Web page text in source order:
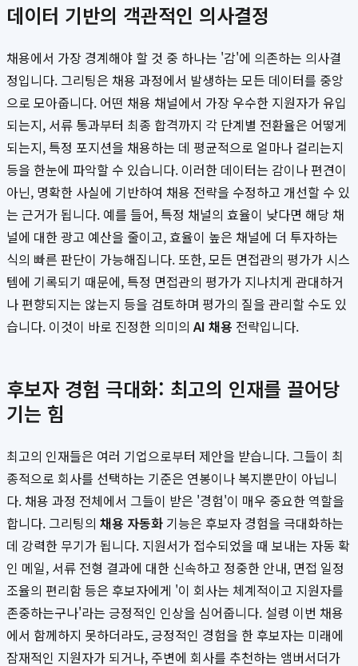
데이터 기반의 객관적인 의사결정
채용에서 가장 경계해야 할 것 중 하나는 '감'에 의존하는 의사결
정입니다. 그리팅은 채용 과정에서 발생하는 모든 데이터를 중앙
으로 모아줍니다. 어떤 채용 채널에서 가장 우수한 지원자가 유입
되는지, 서류 통과부터 최종 합격까지 각 단계별 전환율은 어떻게
되는지, 특정 포지션을 채용하는 데 평균적으로 얼마나 걸리는지
등을 한눈에 파악할 수 있습니다. 이러한 데이터는 감이나 편견이
아닌, 명확한 사실에 기반하여 채용 전략을 수정하고 개선할 수 있
는 근거가 됩니다. 예를 들어, 특정 채널의 효율이 낮다면 해당 채
널에 대한 광고 예산을 줄이고, 효율이 높은 채널에 더 투자하는
식의 빠른 판단이 가능해집니다. 또한, 모든 면접관의 평가가 시스
템에 기록되기 때문에, 특정 면접관의 평가가 지나치게 관대하거
나 편향되지는 않는지 등을 검토하며 평가의 질을 관리할 수도 있
습니다. 이것이 바로 진정한 의미의AI 채용 전략입니다.
후보자 경험 극대화: 최고의 인재를 끌어당
기는 힘
최고의 인재들은 여러 기업으로부터 제안을 받습니다. 그들이 최
종적으로 회사를 선택하는 기준은 연봉이나 복지뿐만이 아닙니
다. 채용 과정 전체에서 그들이 받은 '경험'이 매우 중요한 역할을
합니다. 그리팅의 채용 자동화 기능은 후보자 경험을 극대화하는
데 강력한 무기가 됩니다. 지원서가 접수되었을 때 보내는 자동 확
인 메일, 서류 전형 결과에 대한 신속하고 정중한 안내, 면접 일정
조율의 편리함 등은 후보자에게 '이 회사는 체계적이고 지원자를
존중하는구나'라는 긍정적인 인상을 심어줍니다. 설령 이번 채용
에서 함께하지 못하더라도, 긍정적인 경험을 한 후보자는 미래에
잠재적인 지원자가 되거나, 주변에 회사를 추천하는 앰버서더가